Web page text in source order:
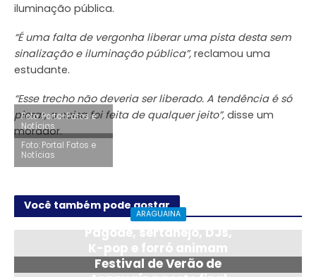
iluminação pública.
“É uma falta de vergonha liberar uma pista desta sem
sinalização e iluminação pública”, reclamou uma
estudante.
“Esse trecho não deveria ser liberado. A tendência é só
piorar, a coisa foi feita de qualquer jeito”, disse um
morador.
Foto: Portal Fatos e
Notícias
Foto: Portal Fatos e
Notícias
Você também pode gostar
ARAGUAINA
Pagode, sertanejo, DJs,
K-pop e forró animam
Festival de Verão de